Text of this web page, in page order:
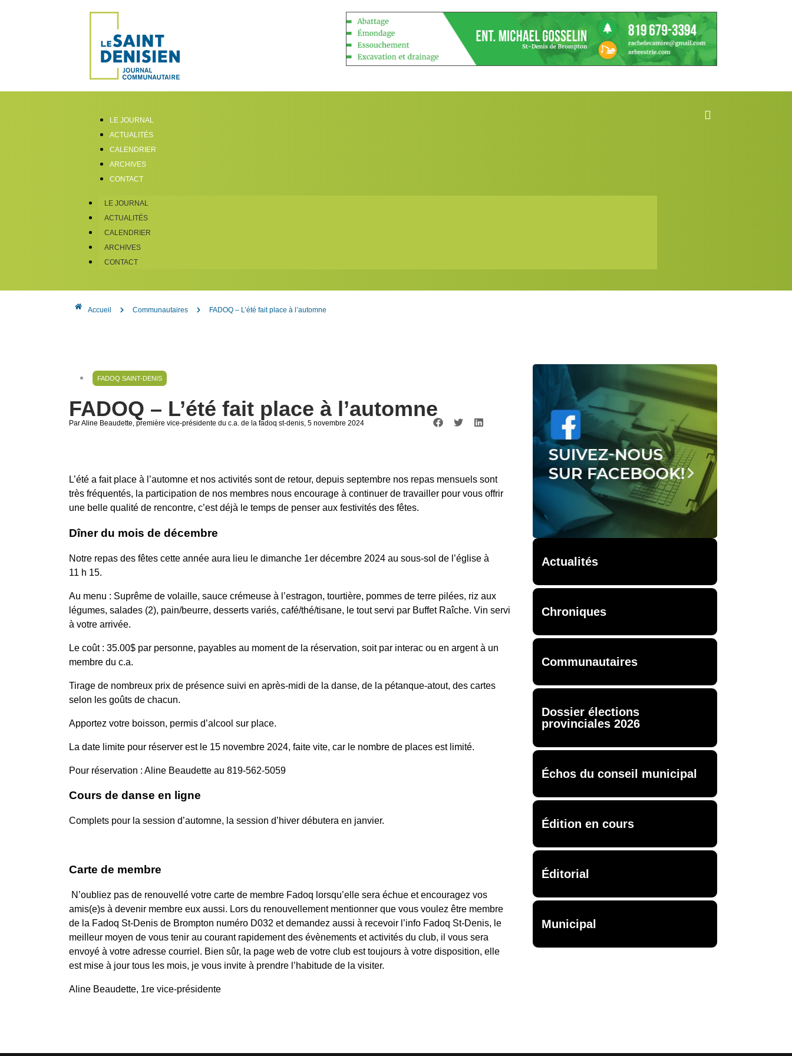
LE JOURNAL
ACTUALITÉS
CALENDRIER
ARCHIVES
CONTACT
LE JOURNAL
ACTUALITÉS
CALENDRIER
ARCHIVES
CONTACT
Accueil Communautaires FADOQ – L’été fait place à l’automne
FADOQ SAINT-DENIS
FADOQ – L’été fait place à l’automne
Par Aline Beaudette , première vice-présidente du c.a. de la fadoq st-denis , 5 novembre 2024
L’été a fait place à l’automne et nos activités sont de retour, depuis septembre nos repas mensuels sont
très fréquentés, la participation de nos membres nous encourage à continuer de travailler pour vous offrir
une belle qualité de rencontre, c’est déjà le temps de penser aux festivités des fêtes.
Dîner du mois de décembre
Notre repas des fêtes cette année aura lieu le dimanche 1er décembre 2024 au sous-sol de l’église à
11 h 15.
Au menu : Suprême de volaille, sauce crémeuse à l’estragon, tourtière, pommes de terre pilées, riz aux
légumes, salades (2), pain/beurre, desserts variés, café/thé/tisane, le tout servi par Buffet Raîche. Vin servi
à votre arrivée.
Le coût : 35.00$ par personne, payables au moment de la réservation, soit par interac ou en argent à un
membre du c.a.
Tirage de nombreux prix de présence suivi en après-midi de la danse, de la pétanque-atout, des cartes
selon les goûts de chacun.
Apportez votre boisson, permis d’alcool sur place.
La date limite pour réserver est le 15 novembre 2024, faite vite, car le nombre de places est limité.
Pour réservation : Aline Beaudette au 819-562-5059
Cours de danse en ligne
Complets pour la session d’automne, la session d’hiver débutera en janvier.
Carte de membre
N’oubliez pas de renouvellé votre carte de membre Fadoq lorsqu’elle sera échue et encouragez vos
amis(e)s à devenir membre eux aussi. Lors du renouvellement mentionner que vous voulez être membre
de la Fadoq St-Denis de Brompton numéro D032 et demandez aussi à recevoir l’info Fadoq St-Denis, le
meilleur moyen de vous tenir au courant rapidement des évènements et activités du club, il vous sera
envoyé à votre adresse courriel. Bien sûr, la page web de votre club est toujours à votre disposition, elle
est mise à jour tous les mois, je vous invite à prendre l’habitude de la visiter.
Aline Beaudette, 1re vice-présidente
Actualités
Chroniques
Communautaires
Dossier élections
provinciales 2026
Échos du conseil municipal
Édition en cours
Éditorial
Municipal